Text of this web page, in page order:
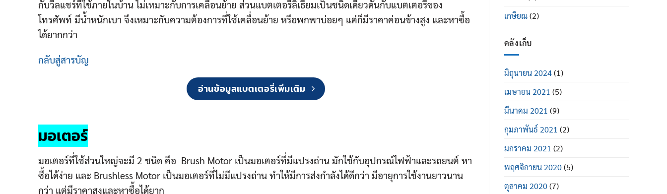
กับวีลแชร์ที่ใช้ภายในบ้าน ไม่เหมาะกับการเคลื่อนย้าย ส่วนแบตเตอรี่ลิเธียมเป็นชนิดเดียวดันกับแบตเตอรี่ของ
โทรศัพท์ มีน้ำหนักเบา จึงเหมาะกับความต้องการที่ใช้เคลื่อนย้าย หรือพกพาบ่อยๆ แต่ก็มีราคาค่อนข้างสูง และหาซื้อ
ได้ยากกว่า
กลับสู่สารบัญ
อ่านข้อมูลแบตเตอรี่เพิ่มเติม
มอเตอร์
มอเตอร์ที่ใช้ส่วนใหญ่จะมี 2 ชนิด คือ Brush Motor เป็นมอเตอร์ที่มีแปรงถ่าน มักใช้กับอุปกรณ์ไฟฟ้าและรถยนต์ หา
ซื้อได้ง่าย และ Brushless Motor เป็นมอเตอร์ที่ไม่มีแปรงถ่าน ทำให้มีการส่งกำลังได้ดีกว่า มีอายุการใช้งานยาวนาน
กว่า แต่มีราคาสูงและหาซื้อได้ยาก
เกษียณ(2)
คลังเก็บ
มิถุนายน 2024(1)
เมษายน 2021 (5)
มีนาคม 2021 (9)
กุมภาพันธ์ 2021 (2)
มกราคม 2021 (2)
พฤศจิกายน 2020(5)
ตุลาคม 2020(7)